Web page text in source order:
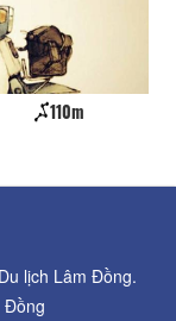
110m
lịch Lâm Đồng.
Đồng